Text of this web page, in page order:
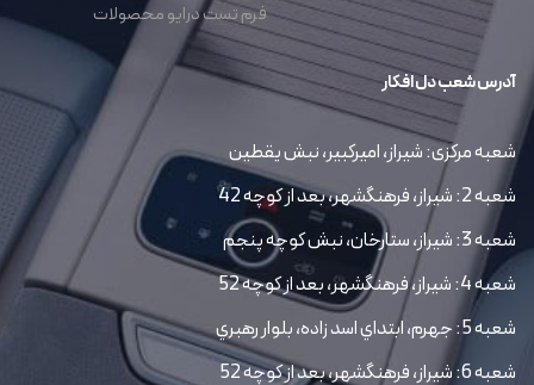
فرم تست درایو محصولات
آدرس شعب دل افکار
شعبه مرکزی: شیراز، امیرکبیر، نبش یقطین
شعبه 2: شیراز، فرهنگشهر، بعد از کوچه 42
شعبه 3: شیراز، ستارخان، نبش کوچه پنجم
شعبه 4: شیراز، فرهنگشهر، بعد از کوچه 52
شعبه 5: جهرم، ابتداي اسد زاده، بلوار رهبري
شعبه 6: شیراز، فرهنگشهر، بعد از کوچه 52